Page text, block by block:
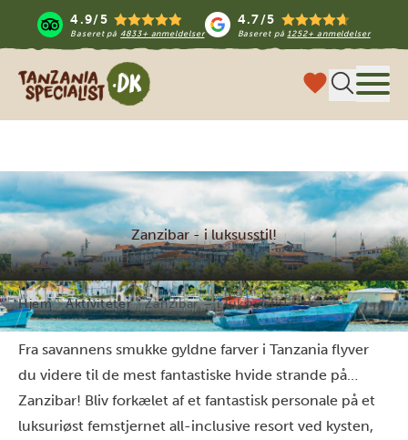
4.9/5
Baseret på 4833+ anmeldelser
4.7/5
Baseret på1252+ anmeldelser
Tanzania Specialist
Zanzibar - i luksusstil!
Hjem Aktiviteter Zanzibar – i luksusstil!
Fra savannens smukke gyldne farver i Tanzania flyver
du videre til de mest fantastiske hvide strande på…
Zanzibar! Bliv forkælet af et fantastisk personale på et
luksuriøst femstjernet all-inclusive resort ved kysten,